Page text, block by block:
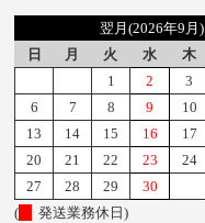
翌月(2026年9月)
日
月 火 水 木
1
2 3
6
7 8 9 10
13
14 15 16 17
20
21 22 23 24
27
28 29
30
(
発送業務休日)